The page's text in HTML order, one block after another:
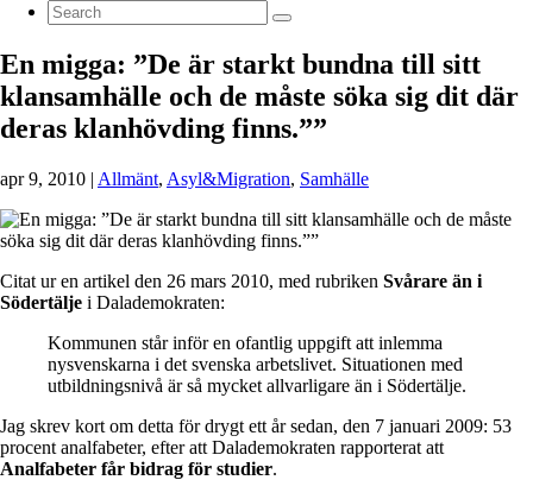
En migga: ”De är starkt bundna till sitt
klansamhälle och de måste söka sig dit där
deras klanhövding finns.””
apr 9, 2010 | Allmänt, Asyl&Migration, Samhälle
Citat ur en artikel den 26 mars 2010, med rubriken Svårare än i
Södertälje i Dalademokraten:
Kommunen står inför en ofantlig uppgift att inlemma
nysvenskarna i det svenska arbetslivet. Situationen med
utbildningsnivå är så mycket allvarligare än i Södertälje.
Jag skrev kort om detta för drygt ett år sedan, den 7 januari 2009: 53
procent analfabeter, efter att Dalademokraten rapporterat att
Analfabeter får bidrag för studier.